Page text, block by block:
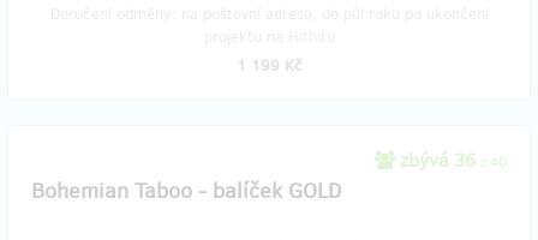
1 199 Kč
zbývá 36 z 40
Bohemian Taboo - balíček GOLD